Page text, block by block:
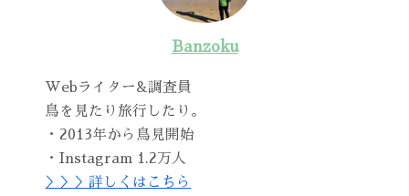
Banzoku
Webライター&調査員
鳥を見たり旅行したり。
・2013年から鳥見開始
・Instagram 1.2万人
＞＞＞詳しくはこちら